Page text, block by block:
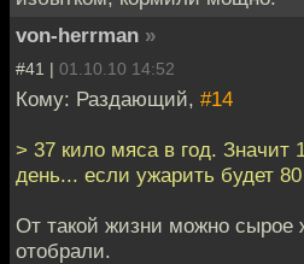
von-herrman »
#41 | 01.10.10 14:52
Кому: Раздающий, #14
> 37 кило мяса в год. Значит
день... если ужарить будет
От такой жизни можно сырое
отобрали.